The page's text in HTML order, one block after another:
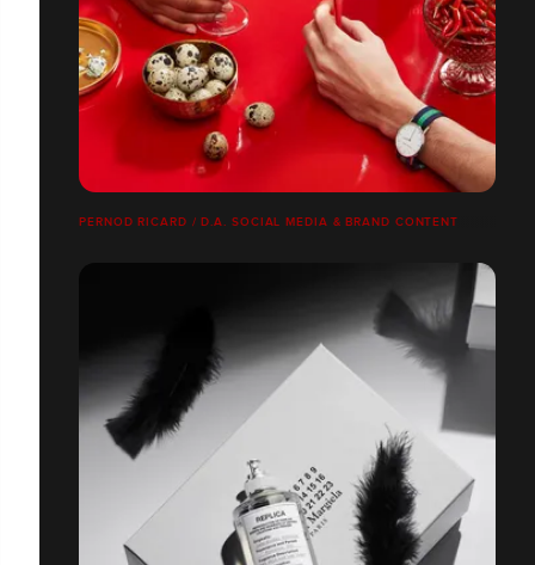
PERNOD RICARD / D.A. SOCIAL MEDIA & BRAND CONTENT